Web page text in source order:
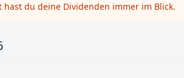
du deine Dividenden immer im Blick.